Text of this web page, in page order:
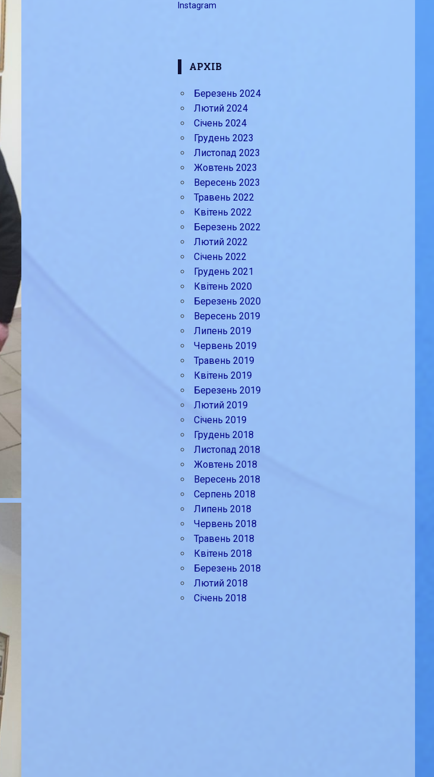
Лютий 16, 2024
admin
Instagram
АРХІВ
Березень 2024
Лютий 2024
Січень 2024
Грудень 2023
Листопад 2023
Жовтень 2023
Вересень 2023
Травень 2022
Квітень 2022
Березень 2022
Лютий 2022
Січень 2022
Грудень 2021
Квітень 2020
Березень 2020
Вересень 2019
Липень 2019
Червень 2019
Травень 2019
Квітень 2019
Березень 2019
Лютий 2019
Січень 2019
Грудень 2018
Листопад 2018
Жовтень 2018
Вересень 2018
Серпень 2018
Липень 2018
Червень 2018
Травень 2018
Квітень 2018
Березень 2018
Лютий 2018
Січень 2018